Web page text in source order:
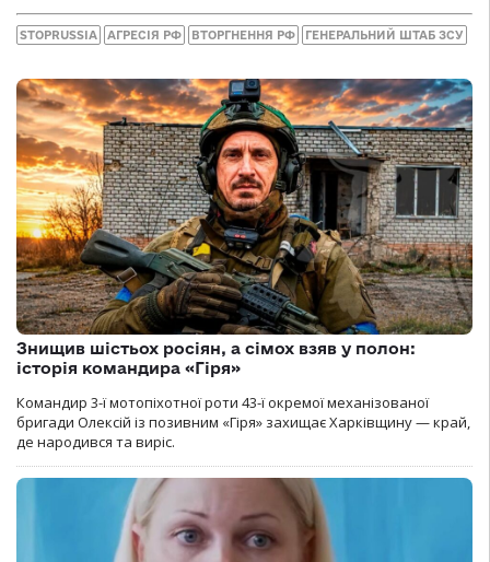
STOPRUSSIA АГРЕСІЯ РФ ВТОРГНЕННЯ РФ ГЕНЕРАЛЬНИЙ ШТАБ ЗСУ
Знищив шістьох росіян, а сімох взяв у полон:
історія командира «Гіря»
Командир 3-ї мотопіхотної роти 43-ї окремої механізованої
бригади Олексій із позивним «Гіря» захищає Харківщину — край,
де народився та виріс.